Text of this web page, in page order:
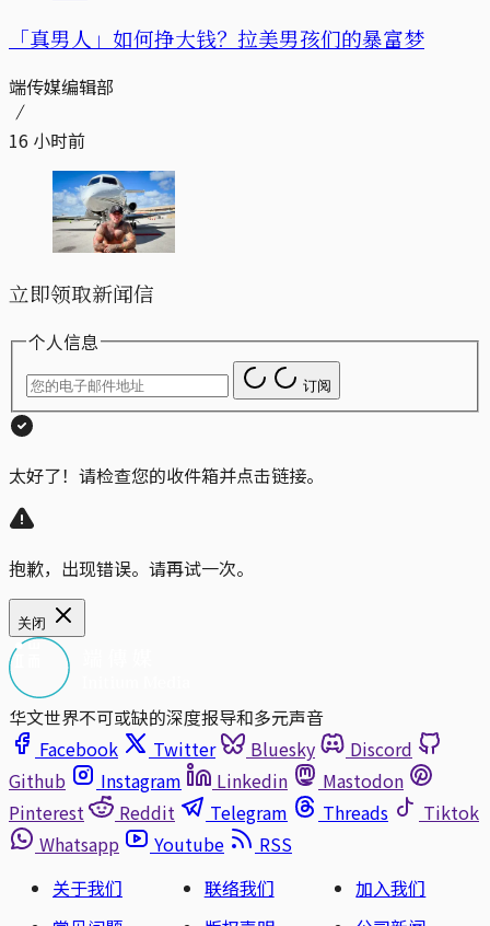
「真男人」如何挣大钱？拉美男孩们的暴富梦
端传媒编辑部
16 小时前
立即领取新闻信
个人信息
订阅
太好了！请检查您的收件箱并点击链接。
抱歉，出现错误。请再试一次。
关闭
华文世界不可或缺的深度报导和多元声音
Facebook
Twitter Bluesky
Discord
Github
Instagram Linkedin
Mastodon
Pinterest
Reddit Telegram Threads
Tiktok
Whatsapp
Youtube
RSS
关于我们
联络我们
加入我们